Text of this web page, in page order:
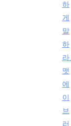
하
게
말
하
라
맷
에
이
브
러